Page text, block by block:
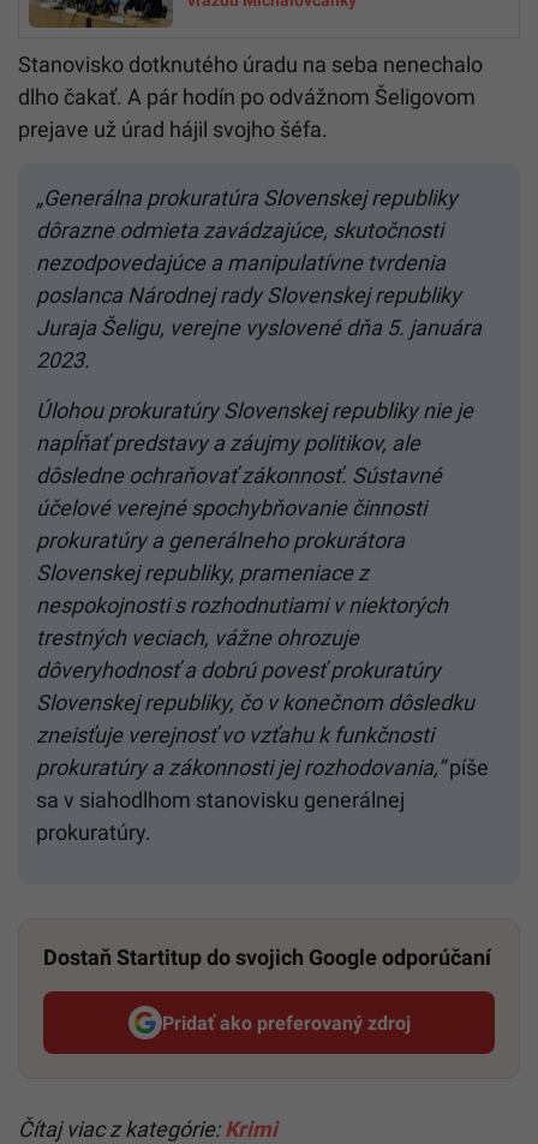
Stanovisko dotknutého úradu na seba nenechalo
dlho čakať. A pár hodín po odvážnom Šeligovom
prejave už úrad hájil svojho šéfa.
„Generálna prokuratúra Slovenskej republiky
dôrazne odmieta zavádzajúce, skutočnosti
nezodpovedajúce a manipulatívne tvrdenia
poslanca Národnej rady Slovenskej republiky
Juraja Šeligu, verejne vyslovené dňa 5. januára
2023.
Úlohou prokuratúry Slovenskej republiky nie je
napĺňať predstavy a záujmy politikov, ale
dôsledne ochraňovať zákonnosť. Sústavné
účelové verejné spochybňovanie činnosti
prokuratúry a generálneho prokurátora
Slovenskej republiky, prameniace z
nespokojnosti s rozhodnutiami v niektorých
trestných veciach, vážne ohrozuje
dôveryhodnosť a dobrú povesť prokuratúry
Slovenskej republiky, čo v konečnom dôsledku
zneisťuje verejnosť vo vzťahu k funkčnosti
prokuratúry a zákonnosti jej rozhodovania,“píše
sa v siahodlhom stanovisku generálnej
prokuratúry.
Dostaň Startitup do svojich Google odporúčaní
Pridať ako preferovaný zdroj
Startitup, odkaz sa otvorí v
Čítaj viac z kategórie:Krimi